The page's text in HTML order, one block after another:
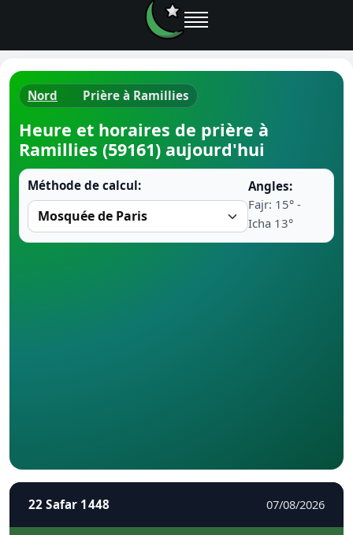
Ramadan
Nord Prière à Ramillies
Heure et horaires de prière à
Ramillies (59161) aujourd'hui
Méthode de calcul:
Angles:
Fajr: 15° -
Icha 13°
22 Safar 1448 07/08/2026